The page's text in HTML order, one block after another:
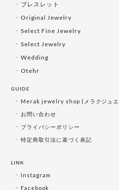
ブレスレット
Original Jewelry
Select Fine Jewelry
Select Jewelry
Wedding
Otehr
GUIDE
Merak jewelry shop (メラクジュエ
お問い合わせ
プライバシーポリシー
特定商取引法に基づく表記
LINK
Instagram
Facebook